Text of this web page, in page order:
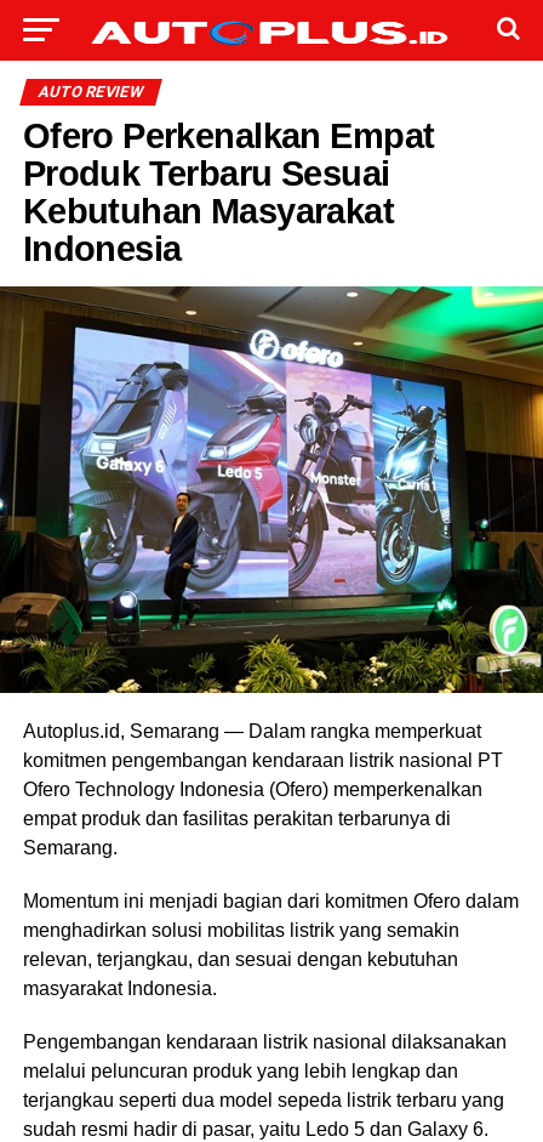
AUTO REVIEW
Ofero Perkenalkan Empat
Produk Terbaru Sesuai
Kebutuhan Masyarakat
Indonesia
Autoplus.id, Semarang — Dalam rangka memperkuat
komitmen pengembangan kendaraan listrik nasional PT
Ofero Technology Indonesia (Ofero) memperkenalkan
empat produk dan fasilitas perakitan terbarunya di
Semarang.
Momentum ini menjadi bagian dari komitmen Ofero dalam
menghadirkan solusi mobilitas listrik yang semakin
relevan, terjangkau, dan sesuai dengan kebutuhan
masyarakat Indonesia.
Pengembangan kendaraan listrik nasional dilaksanakan
melalui peluncuran produk yang lebih lengkap dan
terjangkau seperti dua model sepeda listrik terbaru yang
sudah resmi hadir di pasar, yaitu Ledo 5 dan Galaxy 6.